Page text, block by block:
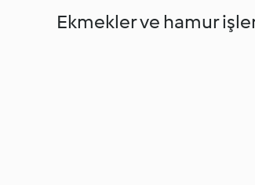
Ekmekler ve hamur